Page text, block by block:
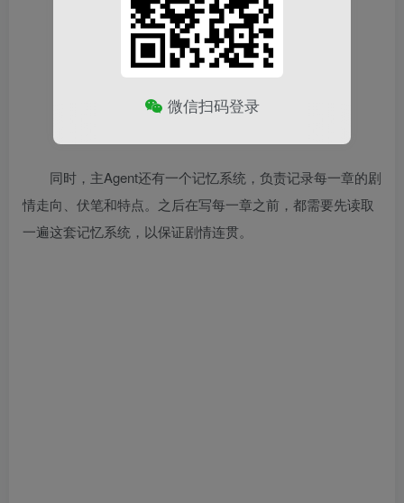
同时，主Agent还有一个记忆系统，负责记录每一章的剧
情走向、伏笔和特点。之后在写每一章之前，都需要先读取
一遍这套记忆系统，以保证剧情连贯。
微信扫码登录